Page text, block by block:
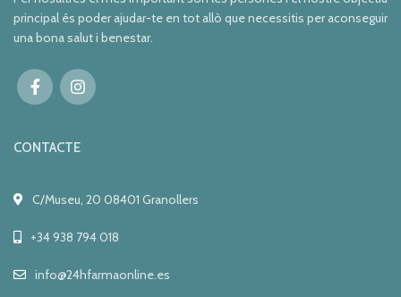
principal és poder ajudar-te en tot allò que necessitis per aconseguir
una bona salut i benestar.
CONTACTE
C/Museu, 20 08401 Granollers
+34 938 794 018
info@24hfarmaonline.es